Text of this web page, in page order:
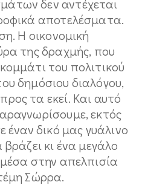
δεν αντέχεται
αποτελέσματα.
Η οικονομική
της δραχμής, που
του πολιτικού
δημόσιου διαλόγου,
τα εκεί. Και αυτό
εκτός
έναν δικό μας γυάλινο
κι ένα μεγάλο
στην απελπισία
Σώρρα.